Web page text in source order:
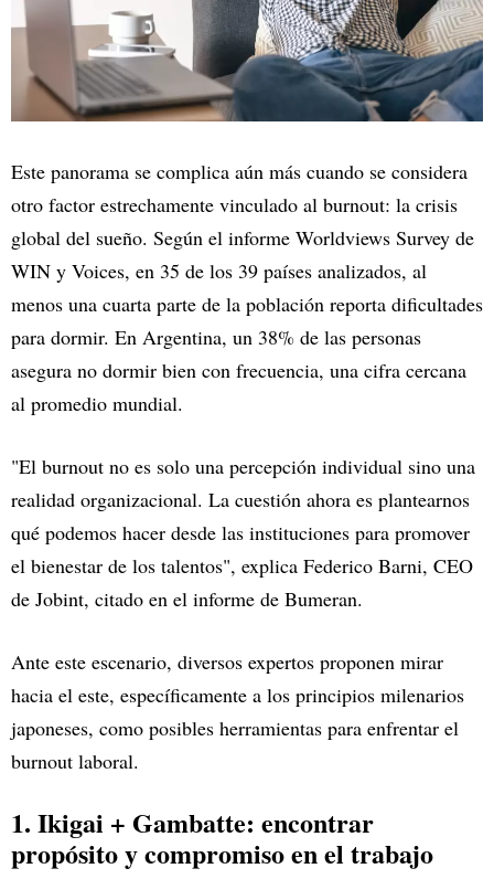
Este panorama se complica aún más cuando se considera
otro factor estrechamente vinculado al burnout: la crisis
global del sueño. Según el informe Worldviews Survey de
WIN y Voices, en 35 de los 39 países analizados, al
menos una cuarta parte de la población reporta dificultades
para dormir. En Argentina, un 38% de las personas
asegura no dormir bien con frecuencia, una cifra cercana
al promedio mundial.
"El burnout no es solo una percepción individual sino una
realidad organizacional. La cuestión ahora es plantearnos
qué podemos hacer desde las instituciones para promover
el bienestar de los talentos", explica Federico Barni, CEO
de Jobint, citado en el informe de Bumeran.
Ante este escenario, diversos expertos proponen mirar
hacia el este, específicamente a los principios milenarios
japoneses, como posibles herramientas para enfrentar el
burnout laboral.
1. Ikigai + Gambatte: encontrar
propósito y compromiso en el trabajo